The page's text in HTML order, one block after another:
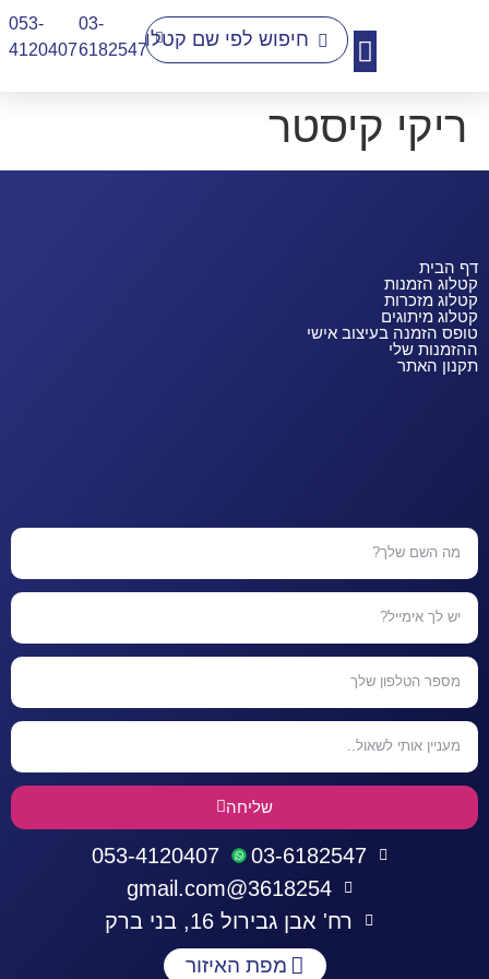
03-
6182547
053-
4120407​
ריקי קיסטר
דף הבית
קטלוג הזמנות
קטלוג מזכרות
קטלוג מיתוגים
טופס הזמנה בעיצוב אישי
ההזמנות שלי
תקנון האתר
שליחה
03-6182547
053-4120407
3618254@gmail.com
רח' אבן גבירול 16, בני ברק
מפת האיזור